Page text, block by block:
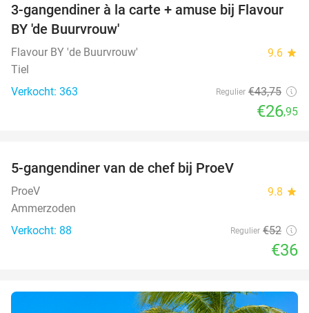
38%
3-gangendiner à la carte + amuse bij Flavour
BY 'de Buurvrouw'
Flavour BY 'de Buurvrouw' 9.6 star
Tiel
Verkocht: 363
Regulier €43,75
€26,95
5-gangendiner van de chef bij ProeV
ProeV 9.8 star
Ammerzoden
Verkocht: 88
Regulier €52
€36